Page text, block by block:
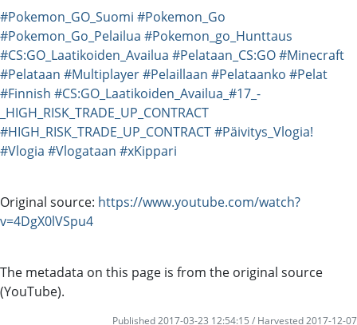
#Pokemon_GO_Suomi #Pokemon_Go
#Pokemon_Go_Pelailua #Pokemon_go_Hunttaus
#CS:GO_Laatikoiden_Availua #Pelataan_CS:GO#Minecraft
#Pelataan #Multiplayer#Pelaillaan #Pelataanko #Pelat
#Finnish #CS:GO_Laatikoiden_Availua_#17_-
_HIGH_RISK_TRADE_UP_CONTRACT
#HIGH_RISK_TRADE_UP_CONTRACT#Päivitys_Vlogia!
#Vlogia #Vlogataan #xKippari
Original source: https://www.youtube.com/watch?
v=4DgX0lVSpu4
The metadata on this page is from the original source
(YouTube).
Published 2017-03-23 12:54:15 / Harvested 2017-12-07